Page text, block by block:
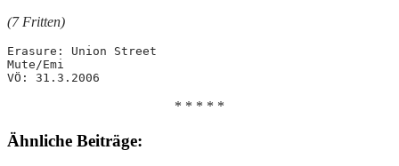
(7 Fritten)
Erasure: Union Street
Mute/Emi
VÖ: 31.3.2006
* * * * *
Ähnliche Beiträge: